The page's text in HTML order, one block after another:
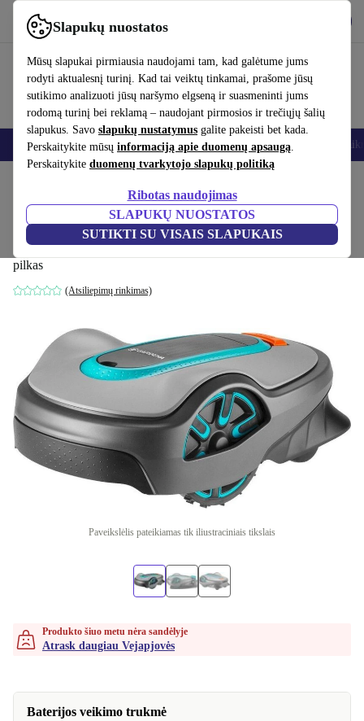
Slapukų nuostatos
Mūsų slapukai pirmiausia naudojami tam, kad galėtume jums
rodyti aktualesnį turinį. Kad tai veiktų tinkamai, prašome jūsų
sutikimo analizuoti jūsų naršymo elgseną ir suasmeninti jums
rodomą turinį bei reklamą – naudojant pirmosios ir trečiųjų šalių
slapukus. Savo slapukų nustatymus galite pakeisti bet kada.
Perskaitykite mūsų informaciją apie duomenų apsaugą.
Perskaitykite duomenų tvarkytojo slapukų politiką
Ribotas naudojimas
SLAPUKŲ NUOSTATOS
SUTIKTI SU VISAIS SLAPUKAIS
Naudok refurbed greitai ir paprastai
Išmanieji telefonai Nešiojamieji kompiuteriai Planšetės Išmanieji
Gardena SILENO life 1000 m² vejapjovė
robotas
pilkas
(Atsiliepimų rinkimas)
Paveikslėlis pateikiamas tik iliustraciniais tikslais
Produkto šiuo metu nėra sandėlyje
Atrask daugiau Vejapjovės
Baterijos veikimo trukmė